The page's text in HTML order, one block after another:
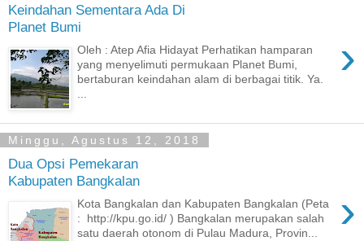
Keindahan Sementara Ada Di
Planet Bumi
›
Oleh : Atep Afia Hidayat Perhatikan hamparan
yang menyelimuti permukaan Planet Bumi,
bertaburan keindahan alam di berbagai titik. Ya.
...
Minggu, Agustus 12, 2018
Dua Opsi Pemekaran
Kabupaten Bangkalan
›
Kota Bangkalan dan Kabupaten Bangkalan (Peta
: http://kpu.go.id/ ) Bangkalan merupakan salah
satu daerah otonom di Pulau Madura, Provin...